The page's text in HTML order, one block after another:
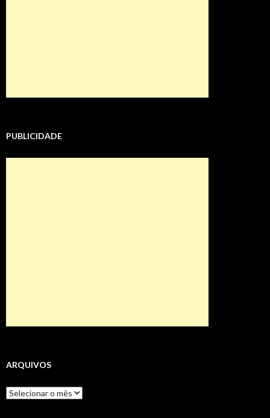
PUBLICIDADE
ARQUIVOS
Arquivos